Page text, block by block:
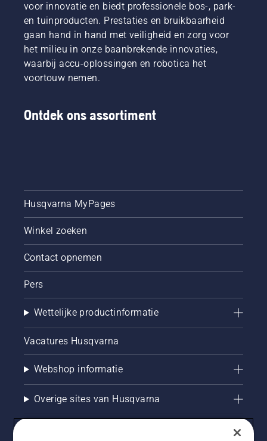
voor innovatie en biedt professionele bos-, park-
en tuinproducten. Prestaties en bruikbaarheid
gaan hand in hand met veiligheid en zorg voor
het milieu in onze baanbrekende innovaties,
waarbij accu-oplossingen en robotica het
voortouw nemen.
Ontdek ons assortiment
Husqvarna MyPages
Winkel zoeken
Contact opnemen
Pers
Wettelijke productinformatie
Vacatures Husqvarna
Webshop informatie
Overige sites van Husqvarna